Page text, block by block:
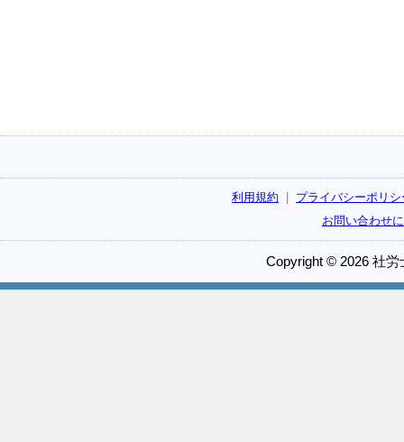
利用規約
プライバシーポリシ
お問い合わせ
Copyright © 2026 社